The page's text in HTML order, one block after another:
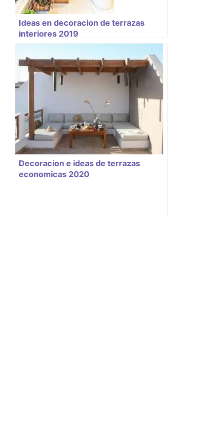
Ideas en decoracion de terrazas
interiores 2019
Decoracion e ideas de terrazas
economicas 2020